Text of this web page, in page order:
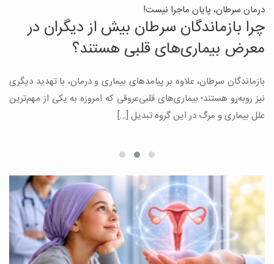
درمان سرطان، پایان ماجرا نیست!
چرا بازماندگان سرطان بیش از دیگران در
معرض بیماری‌های قلبی هستند؟
بازماندگان سرطان، علاوه بر پیامدهای بیماری و درمان، با تهدید دیگری
نیز روبه‌رو هستند؛ بیماری‌های قلبی‌عروقی که امروزه به یکی از مهم‌ترین
علل بیماری و مرگ در این گروه تبدیل […]